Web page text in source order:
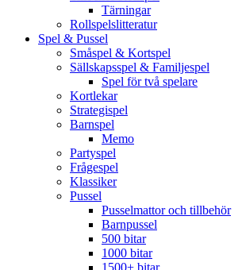
Tärningar
Rollspelslitteratur
Spel & Pussel
Småspel & Kortspel
Sällskapsspel & Familjespel
Spel för två spelare
Kortlekar
Strategispel
Barnspel
Memo
Partyspel
Frågespel
Klassiker
Pussel
Pusselmattor och tillbehör
Barnpussel
500 bitar
1000 bitar
1500+ bitar